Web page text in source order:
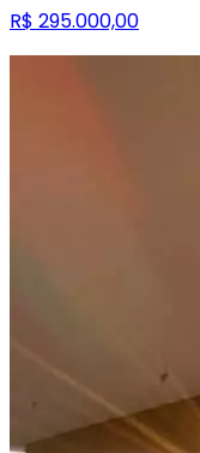
R$ 295.000,00